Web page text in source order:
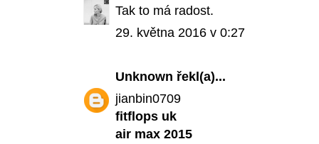
Tak to má radost.
29. května 2016 v 0:27
Unknown řekl(a)...
jianbin0709
fitflops uk
air max 2015